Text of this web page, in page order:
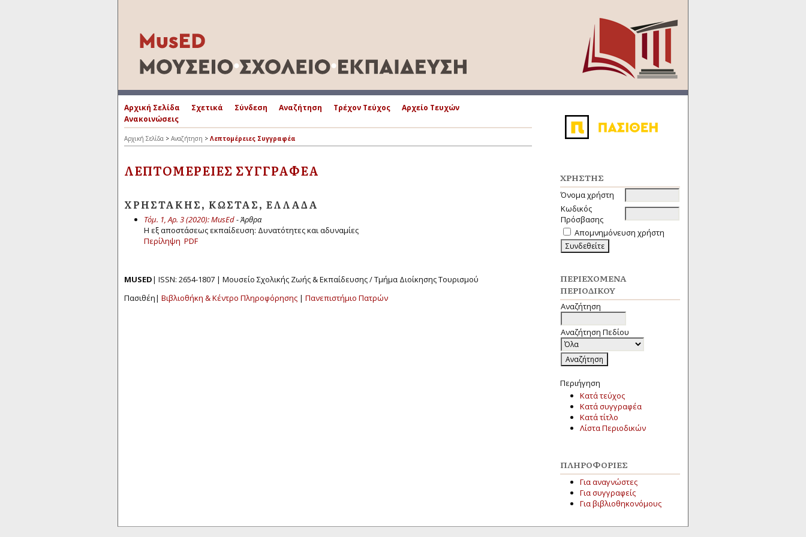
ΧΡΉΣΤΗΣ
Όνομα χρήστη
Κωδικός
Πρόσβασης
Απομνημόνευση χρήστη
ΠΕΡΙΕΧΌΜΕΝΑ
ΠΕΡΙΟΔΙΚΟΎ
Αναζήτηση
Αναζήτηση Πεδίου
Περιήγηση
Κατά τεύχος
Κατά συγγραφέα
Κατά τίτλο
Λίστα Περιοδικών
ΠΛΗΡΟΦΟΡΊΕΣ
Για αναγνώστες
Για συγγραφείς
Για βιβλιοθηκονόμους
Αρχική Σελίδα Σχετικά Σύνδεση Αναζήτηση Τρέχον Τεύχος
Αρχείο Τευχών
Ανακοινώσεις
Αρχική Σελίδα > Αναζήτηση > Λεπτομέρειες Συγγραφέα
ΛΕΠΤΟΜΈΡΕΙΕΣ ΣΥΓΓΡΑΦΈΑ
ΧΡΗΣΤΆΚΗΣ, ΚΏΣΤΑΣ, ΕΛΛΆΔΑ
Τόμ. 1, Αρ. 3 (2020): MusEd- Άρθρα
Η εξ αποστάσεως εκπαίδευση: Δυνατότητες και αδυναμίες
Περίληψη PDF
MUSED| ISSN: 2654-1807 | Μουσείο Σχολικής Ζωής & Εκπαίδευσης / Τμήμα Διοίκησης Τουρισμού
Πασιθέη| Βιβλιοθήκη & Κέντρο Πληροφόρησης | Πανεπιστήμιο Πατρών